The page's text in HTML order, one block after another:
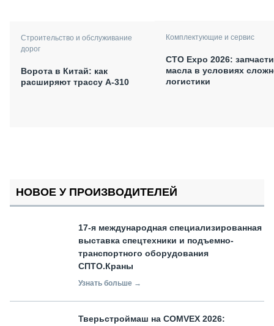
Строительство и обслуживание
дорог
Ворота в Китай: как
расширяют трассу А-310
Комплектующие и сервис
СТО Expo 2026:
масла в условиях
логистики
НОВОЕ У ПРОИЗВОДИТЕЛЕЙ
17-я международная специализированная
выставка спецтехники и подъемно-
транспортного оборудования
СПТО.Краны
Узнать больше →
Тверьстроймаш на COMVEX 2026: